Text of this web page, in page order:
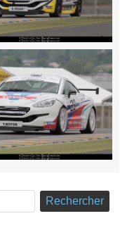
Rechercher